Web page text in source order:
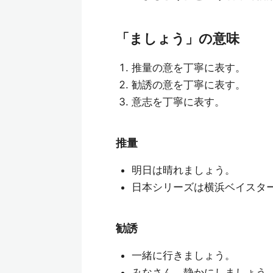
「ましょう」の意味
推量の意を丁寧に表す。
勧誘の意を丁寧に表す。
意志を丁寧に表す。
推量
明日は晴れましょう。
日本シリーズは横浜ベイスタ
勧誘
一緒に行きましょう。